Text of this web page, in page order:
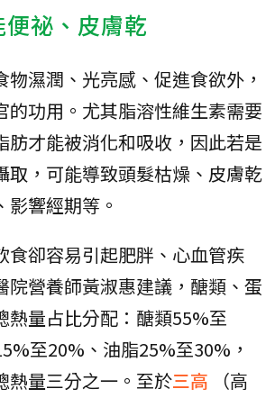
祕、皮膚乾
物濕潤、光亮感、促進食欲外，
的功用。尤其脂溶性維生素需要
肪才能被消化和吸收，因此若是
取，可能導致頭髮枯燥、皮膚乾
響經期等。
食卻容易引起肥胖、心血管疾
院營養師黃淑惠建議，醣類、蛋
熱量占比分配：醣類55%至
至20%、油脂25%至30%，
熱量三分之一。至於三高
（高